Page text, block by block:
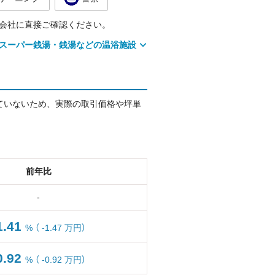
に直接ご確認ください。
ーパー銭湯・銭湯などの温浴施設
ないため、実際の取引価格や坪単
前年比
-
% （ -1.47 万円）
% （ -0.92 万円）